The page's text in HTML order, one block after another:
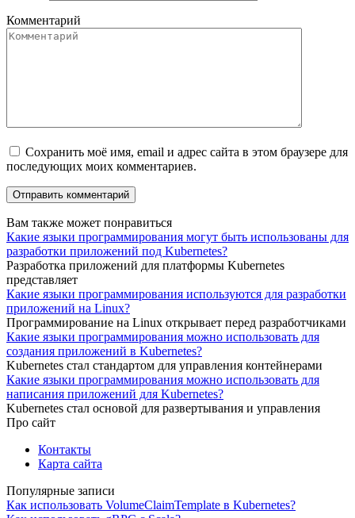
Комментарий
Сохранить моё имя, email и адрес сайта в этом браузере для
последующих моих комментариев.
Вам также может понравиться
Какие языки программирования могут быть использованы для
разработки приложений под Kubernetes?
Разработка приложений для платформы Kubernetes
представляет
Какие языки программирования используются для разработки
приложений на Linux?
Программирование на Linux открывает перед разработчиками
Какие языки программирования можно использовать для
создания приложений в Kubernetes?
Kubernetes стал стандартом для управления контейнерами
Какие языки программирования можно использовать для
написания приложений для Kubernetes?
Kubernetes стал основой для развертывания и управления
Про сайт
Контакты
Карта сайта
Популярные записи
Как использовать VolumeClaimTemplate в Kubernetes?